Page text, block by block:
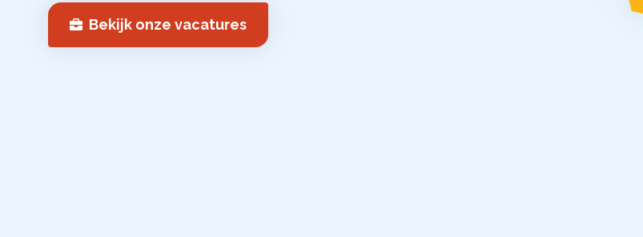
Bekijk onze vacatures